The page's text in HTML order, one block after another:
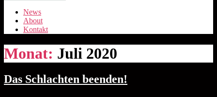
News
About
Kontakt
Monat: Juli 2020
Das Schlachten beenden!